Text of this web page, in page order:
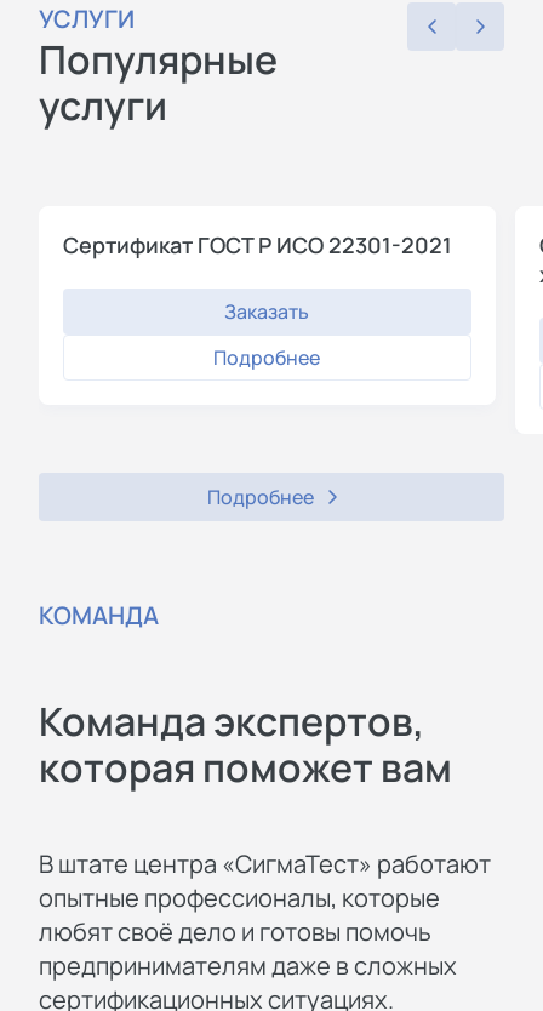
УСЛУГИ
Популярные
услуги
Сертификат ГОСТ Р ИСО 22301-2021
Заказать
Подробнее
Подробнее
КОМАНДА
Команда экспертов,
которая поможет вам
В штате центра «СигмаТест» работают
опытные профессионалы, которые
любят своё дело и готовы помочь
предпринимателям даже в сложных
сертификационных ситуациях.